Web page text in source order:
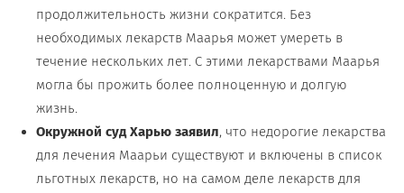
продолжительность жизни сократится. Без
необходимых лекарств Маарья может умереть в
течение нескольких лет. С этими лекарствами Маарья
могла бы прожить более полноценную и долгую
жизнь.
Окружной суд Харью заявил, что недорогие лекарства
для лечения Маарьи существуют и включены в список
льготных лекарств, но на самом деле лекарств для